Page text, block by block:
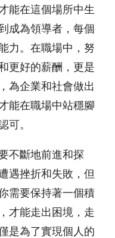
能在這個場所中生
成為領導者，每個
力。在職場中，努
更好的薪酬，更是
為企業和社會做出
能在職場中站穩腳
可。
不斷地前進和探
遇挫折和失敗，但
需要保持著一個積
才能走出困境，走
是為了實現個人的